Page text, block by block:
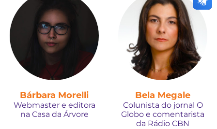
Bárbara Morelli
Webmaster e editora
na Casa da Árvore
Bela Megale
Colunista do jornal O
Globo e comentarista
da Rádio CBN